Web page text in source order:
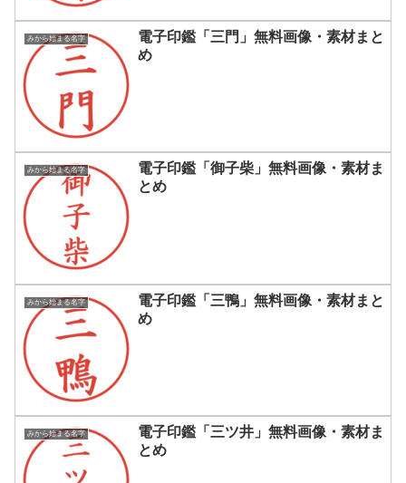
みから始まる名字
電子印鑑「三門」無料画像・素材まと
め
みから始まる名字
電子印鑑「御子柴」無料画像・素材ま
とめ
みから始まる名字
電子印鑑「三鴨」無料画像・素材まと
め
みから始まる名字
電子印鑑「三ツ井」無料画像・素材ま
とめ